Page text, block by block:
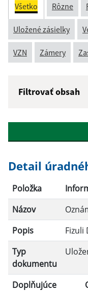
Všetko Rôzne
Uložené zásielky
VZN Zámery
Filtrovať obsah
Popis:
Dátum
Filtrovať
Detail
Položka
Názov
Popis
Fizuli
Typ
dokumentu
Doplňujúce